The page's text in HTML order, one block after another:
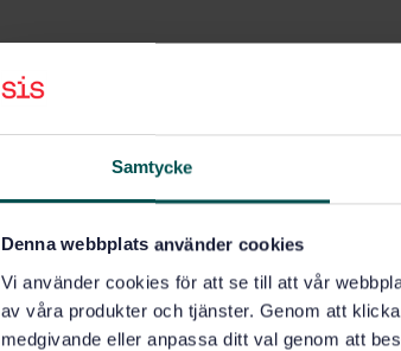
Samtycke
Denna webbplats använder cookies
Vi använder cookies för att se till att vår
av våra produkter och tjänster. Genom att
medgivande eller anpassa ditt val genom att